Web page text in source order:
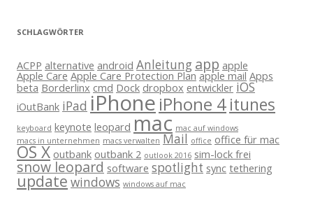
SCHLAGWÖRTER
ACPP alternative android Anleitung app apple
Apple Care Apple Care Protection Plan apple mail Apps
beta Borderlinx cmd Dock dropbox entwickler iOS
iOutBank iPad iPhone iPhone 4itunes
keyboard keynote leopard mac mac auf windows
macs in unternehmen macs verwalten Mail office office für mac
OS X outbank outbank 2 outlook 2016 sim-lock frei
snow leopard software spotlight sync tethering
update windows windows auf mac